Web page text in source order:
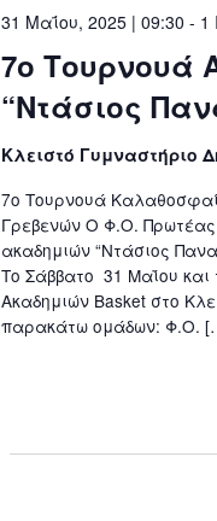
7ο Τουρνουά
“Ντάσιος
31 Μαΐου, 2025 | 09:30 - 1
Κλειστό Γυμναστήριο
7ο Τουρνουά
Γρεβενών Ο Φ.Ο. Πρωτέας
ακαδημιών “Ντάσιος
Το Σάββατο 31 Μαΐου και
Ακαδημιών Basket στο
παρακάτω ομάδων: Φ.Ο.